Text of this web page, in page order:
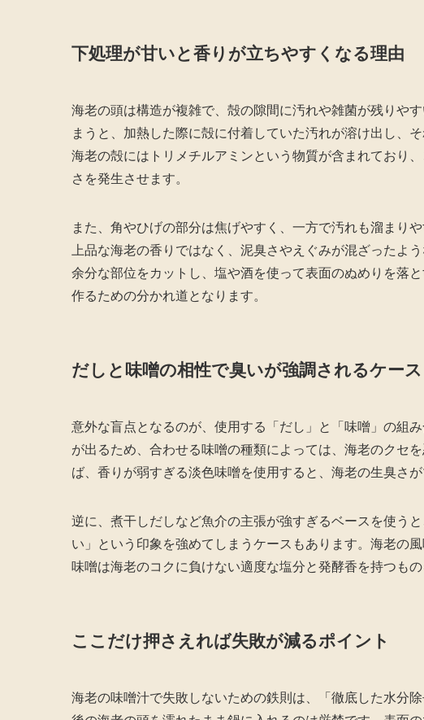
下処理が甘いと香りが立ちやすくなる理由
海老の頭は構造が複雑で、殻の隙間に汚れや雑菌が残りや
まうと、加熱した際に殻に付着していた汚れが溶け出し、
海老の殻にはトリメチルアミンという物質が含まれており
さを発生させます。
また、角やひげの部分は焦げやすく、一方で汚れも溜まり
上品な海老の香りではなく、泥臭さやえぐみが混ざったよ
余分な部位をカットし、塩や酒を使って表面のぬめりを落
作るための分かれ道となります。
だしと味噌の相性で臭いが強調されるケース
意外な盲点となるのが、使用する「だし」と「味噌」の組
が出るため、合わせる味噌の種類によっては、海老のクセ
ば、香りが弱すぎる淡色味噌を使用すると、海老の生臭さ
逆に、煮干しだしなど魚介の主張が強すぎるベースを使う
い」という印象を強めてしまうケースもあります。海老の
味噌は海老のコクに負けない適度な塩分と発酵香を持つもの
ここだけ押さえれば失敗が減るポイント
海老の味噌汁で失敗しないための鉄則は、「徹底した水分